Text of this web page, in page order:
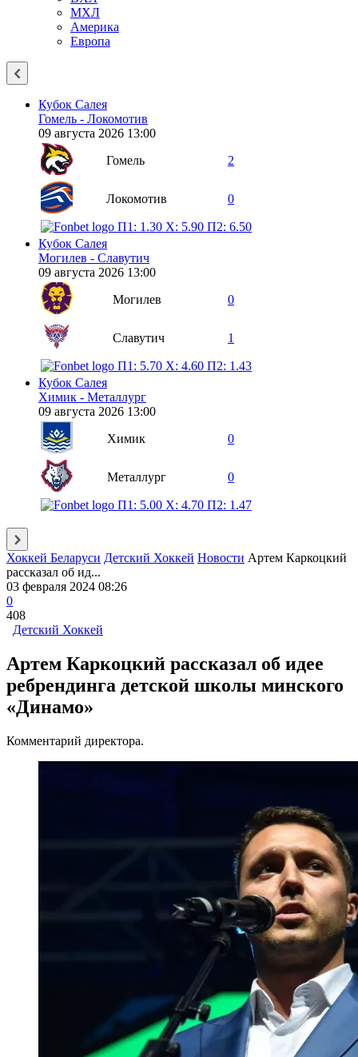
МХЛ
Америка
Европа
Кубок Салея
Гомель - Локомотив
09 августа 2026 13:00
Гомель
2
Локомотив 0
П1: 1.30 X: 5.90 П2: 6.50
Кубок Салея
Могилев - Славутич
09 августа 2026 13:00
Могилев
0
Славутич 1
П1: 5.70 X: 4.60 П2: 1.43
Кубок Салея
Химик - Металлург
09 августа 2026 13:00
Химик
0
Металлург 0
П1: 5.00 X: 4.70 П2: 1.47
Хоккей Беларуси Детский Хоккей Новости Артем Каркоцкий
рассказал об ид...
03 февраля 2024 08:26
0
408
Детский Хоккей
Артем Каркоцкий рассказал об идее
ребрендинга детской школы минского
«Динамо»
Комментарий директора.